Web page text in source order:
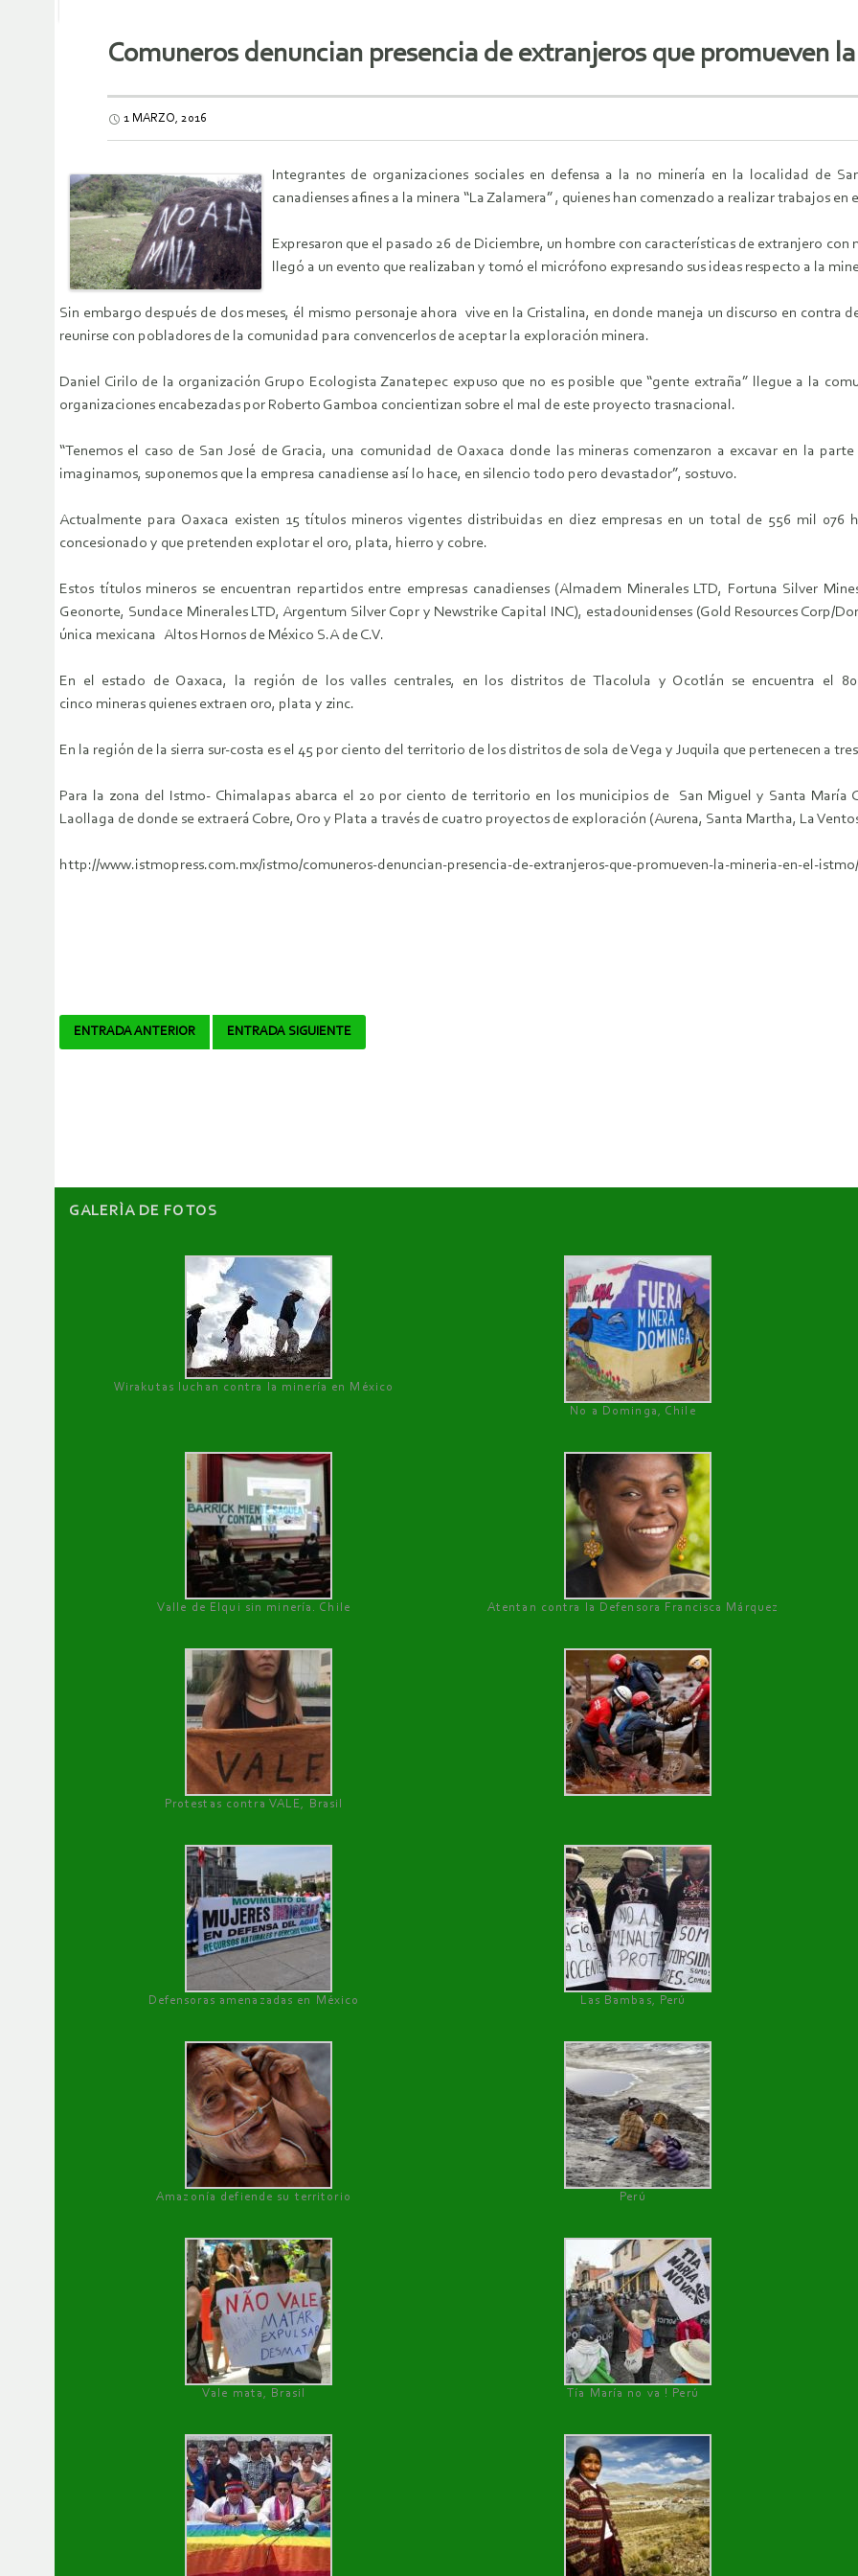
Comuneros denuncian presencia de extranjeros que promueven
1 MARZO, 2016
Integrantes de organizaciones sociales en defensa a la no minería en la localidad de
canadienses afines a la minera “La Zalamera” , quienes han comenzado a realizar trabajos
Expresaron que el pasado 26 de Diciembre, un hombre con características de extranjero
llegó a un evento que realizaban y tomó el micrófono expresando sus ideas respecto a la
Sin embargo después de dos meses, él mismo personaje ahora vive en la Cristalina, en donde maneja un discurso en contra
reunirse con pobladores de la comunidad para convencerlos de aceptar la exploración minera.
Daniel Cirilo de la organización Grupo Ecologista Zanatepec expuso que no es posible que “gente extraña” llegue a la
organizaciones encabezadas por Roberto Gamboa concientizan sobre el mal de este proyecto trasnacional.
“Tenemos el caso de San José de Gracia, una comunidad de Oaxaca donde las mineras comenzaron a excavar en la
imaginamos, suponemos que la empresa canadiense así lo hace, en silencio todo pero devastador”, sostuvo.
Actualmente para Oaxaca existen 15 títulos mineros vigentes distribuidas en diez empresas en un total de 556 mil
concesionado y que pretenden explotar el oro, plata, hierro y cobre.
Estos títulos mineros se encuentran repartidos entre empresas canadienses (Almadem Minerales LTD, Fortuna Silver
Geonorte, Sundace Minerales LTD, Argentum Silver Copr y Newstrike Capital INC), estadounidenses (Gold Resources Corp/
única mexicana Altos Hornos de México S.A de C.V.
En el estado de Oaxaca, la región de los valles centrales, en los distritos de Tlacolula y Ocotlán se encuentra el
cinco mineras quienes extraen oro, plata y zinc.
En la región de la sierra sur-costa es el 45 por ciento del territorio de los distritos de sola de Vega y Juquila que pertenecen a
Para la zona del Istmo- Chimalapas abarca el 20 por ciento de territorio en los municipios de San Miguel y Santa María
Laollaga de donde se extraerá Cobre, Oro y Plata a través de cuatro proyectos de exploración (Aurena, Santa Martha, La
http://www.istmopress.com.mx/istmo/comuneros-denuncian-presencia-de-extranjeros-que-promueven-la-mineria-en-el-istmo/
Navegador
ENTRADA ANTERIOR ENTRADA SIGUIENTE
GALERÌA DE FOTOS
Wirakutas luchan contra la minería en México
No a Dominga, Chile
Valle de Elqui sin minería. Chile Atentan contra la Defensora Francisca Márquez
Protestas contra VALE, Brasil
Defensoras amenazadas en México Las Bambas, Perú
Amazonía defiende su territorio Perú
Vale mata, Brasil Tía María no va ! Perú